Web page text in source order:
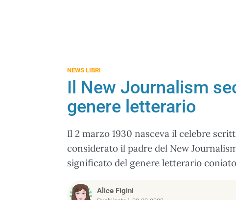
NEWS LIBRI
Il New Journalism
genere letterario
Il 2 marzo 1930 nasceva il celebre
considerato il padre del New
significato del genere letterario
Alice Figini